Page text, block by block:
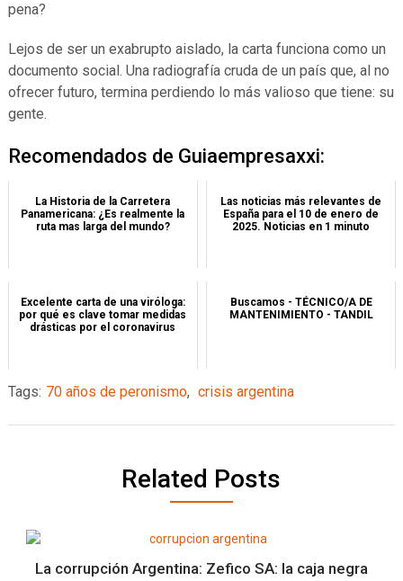
pena?
Lejos de ser un exabrupto aislado, la carta funciona como un
documento social. Una radiografía cruda de un país que, al no
ofrecer futuro, termina perdiendo lo más valioso que tiene: su
gente.
Recomendados de Guiaempresaxxi:
La Historia de la Carretera
Panamericana: ¿Es realmente la
ruta mas larga del mundo?
Las noticias más relevantes de
España para el 10 de enero de
2025. Noticias en 1 minuto
Excelente carta de una viróloga:
por qué es clave tomar medidas
drásticas por el coronavirus
Buscamos - TÉCNICO/A DE
MANTENIMIENTO - TANDIL
Tags: 70 años de peronismo, crisis argentina
Related Posts
La corrupción Argentina: Zefico SA: la caja negra